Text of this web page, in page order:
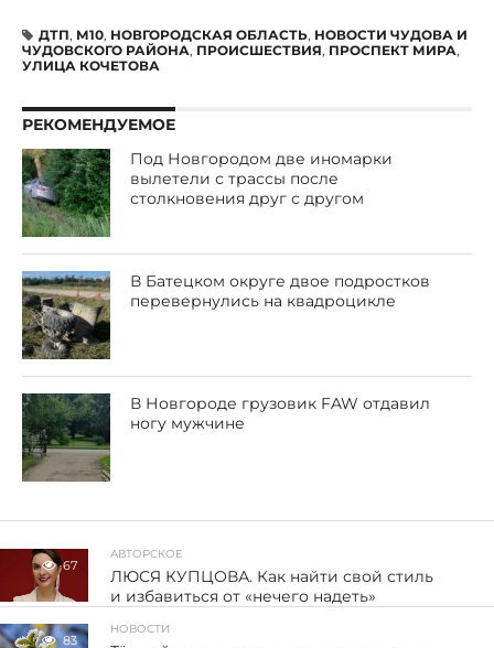
ДТП, М10, НОВГОРОДСКАЯ ОБЛАСТЬ, НОВОСТИ ЧУДОВА И
ЧУДОВСКОГО РАЙОНА, ПРОИСШЕСТВИЯ, ПРОСПЕКТ МИРА,
УЛИЦА КОЧЕТОВА
РЕКОМЕНДУЕМОЕ
Под Новгородом две иномарки
вылетели с трассы после
столкновения друг с другом
В Батецком округе двое подростков
перевернулись на квадроцикле
В Новгороде грузовик FAW отдавил
ногу мужчине
67
АВТОРСКОЕ
ЛЮСЯ КУПЦОВА. Как найти свой стиль
и избавиться от «нечего надеть»
83
НОВОСТИ